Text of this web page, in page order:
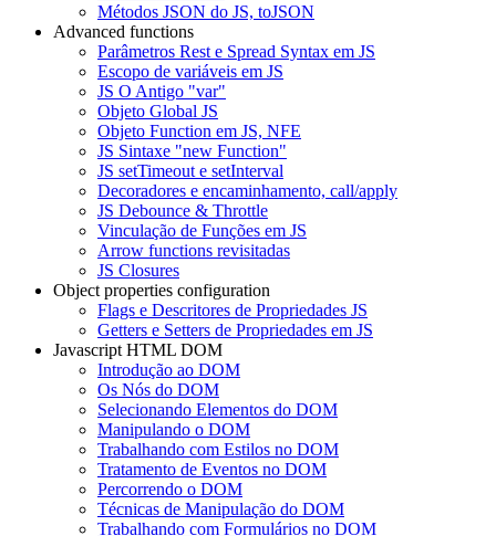
Métodos JSON do JS, toJSON
Advanced functions
Parâmetros Rest e Spread Syntax em JS
Escopo de variáveis em JS
JS O Antigo "var"
Objeto Global JS
Objeto Function em JS, NFE
JS Sintaxe "new Function"
JS setTimeout e setInterval
Decoradores e encaminhamento, call/apply
JS Debounce & Throttle
Vinculação de Funções em JS
Arrow functions revisitadas
JS Closures
Object properties configuration
Flags e Descritores de Propriedades JS
Getters e Setters de Propriedades em JS
Javascript HTML DOM
Introdução ao DOM
Os Nós do DOM
Selecionando Elementos do DOM
Manipulando o DOM
Trabalhando com Estilos no DOM
Tratamento de Eventos no DOM
Percorrendo o DOM
Técnicas de Manipulação do DOM
Trabalhando com Formulários no DOM